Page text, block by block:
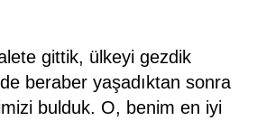
gittik, ülkeyi gezdik
beraber yaşadıktan sonra
bulduk. O, benim en iyi